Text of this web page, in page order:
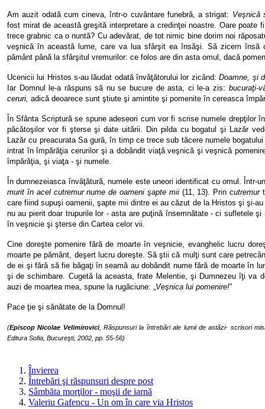
Am auzit odată cum cineva, într-o cuvântare funebră, a strigat: Veşnică
fost mirat de această greşită interpretare a credinţei noastre. Oare poate
trece grabnic ca o nuntă? Cu adevărat, de tot nimic bine dorim noi
veşnică în această lume, care va lua sfârşit ea însăşi. Să zicem însă
pământ până la sfârşitul vremurilor: ce folos are din asta omul, dacă
Ucenicii lui Hristos s-au lăudat odată învăţătorului lor zicând:Doamne, şi
Iar Domnul le-a răspuns să nu se bucure de asta, ci le-a zis: bucuraţi-
ceruri, adică deoarece sunt ştiute şi amintite şi pomenite în cereasca
În Sfânta Scriptură se spune adeseori cum vor fi scrise numele drepţilor
păcătoşilor vor fi şterse şi date uitării. Din pilda cu bogatul şi Lazăr
Lazăr cu preacurata Sa gură, în timp ce trece sub tăcere numele
intrat în împărăţia cerurilor şi a dobândit viaţă veşnică şi veşnică
împărăţia, şi viaţa - şi numele.
În dumnezeiasca învăţătură, numele este uneori identificat cu omul. Într-
murit în acel cutremur nume de oameni şapte mii (11, 13). Prin cutremur
care fiind supuşi oamenii, şapte mii dintre ei au căzut de la Hristos şi şi-
nu au pierit doar trupurile lor - asta are puţină însemnătate - ci sufletele
în veşnicie şi şterse din Cartea celor vii.
Cine doreşte pomenire fără de moarte în veşnicie, evanghelic lucru
moarte pe pământ, deşert lucru doreşte. Să ştii că mulţi sunt care
de ei şi fără să fie băgaţi în seamă au dobândit nume fără de moarte în
şi de schimbare. Cugetă la aceasta, frate Melentie, şi Dumnezeu îţi va
auzi de moartea mea, spune la rugăciune: „Veşnica lui pomenire!”
Pace ţie şi sănătate de la Domnul!
(Episcop Nicolae Velimirovici, Răspunsuri la întrebări ale lumii de astăzi- scrisori
Editura Sofia, Bucureşti, 2002, pp. 55-56)
Învierea
Întrebări şi răspunsuri despre post
Sâmbăta morţilor - moşii de iarnă
Valeriu Gafencu - Un om în care via Hristos